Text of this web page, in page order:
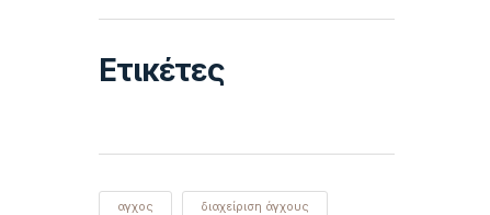
Ετικέτες
αγχος διαχείριση άγχους